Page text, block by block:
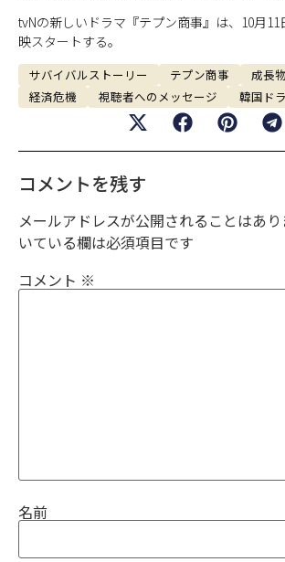
tvNの新しいドラマ『テプン商事』は、10月11
映スタートする。
サバイバルストーリー テプン商事 成長
経済危機
視聴者へのメッセージ 韓国ド
コメントを残す
メールアドレスが公開されることはあり
いている欄は必須項目です
コメント ※
名前